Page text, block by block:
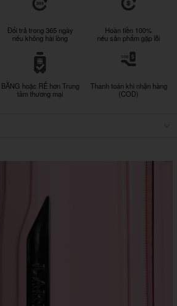
Đổi trả trong 365 ngày
nếu không hài lòng
Hoàn tiền 100%
nếu sản phẩm gặp lỗi
BẰNG hoặc RẺ hơn Trung
tâm thương mại
Thanh toán khi nhận hàng
(COD)